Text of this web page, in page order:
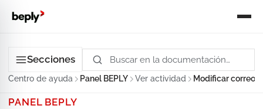
Secciones
Centro de ayuda Panel BEPLY Ver actividad Modificar correo
PANEL BEPLY